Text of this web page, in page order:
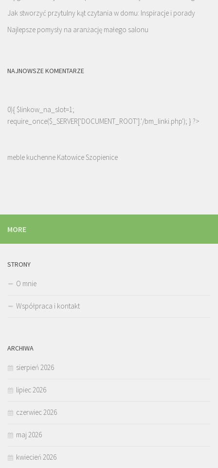
Jak stworzyć przytulny kąt czytania w domu: Inspiracje i porady
Najlepsze pomysły na aranżację małego salonu
NAJNOWSZE KOMENTARZE
0){ $linkow_na_slot=1;
require_once($_SERVER['DOCUMENT_ROOT'].'/bm_linki.php'); } ?>
meble kuchenne Katowice Szopienice
MORE
STRONY
O mnie
Współpraca i kontakt
ARCHIWA
sierpień 2026
lipiec 2026
czerwiec 2026
maj 2026
kwiecień 2026